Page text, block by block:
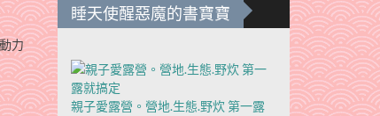
力
睡天使醒惡魔的書寶寶
親子愛露營。營地.生態.野炊 第一露